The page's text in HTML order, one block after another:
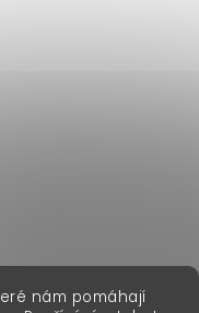
nám pomáhají